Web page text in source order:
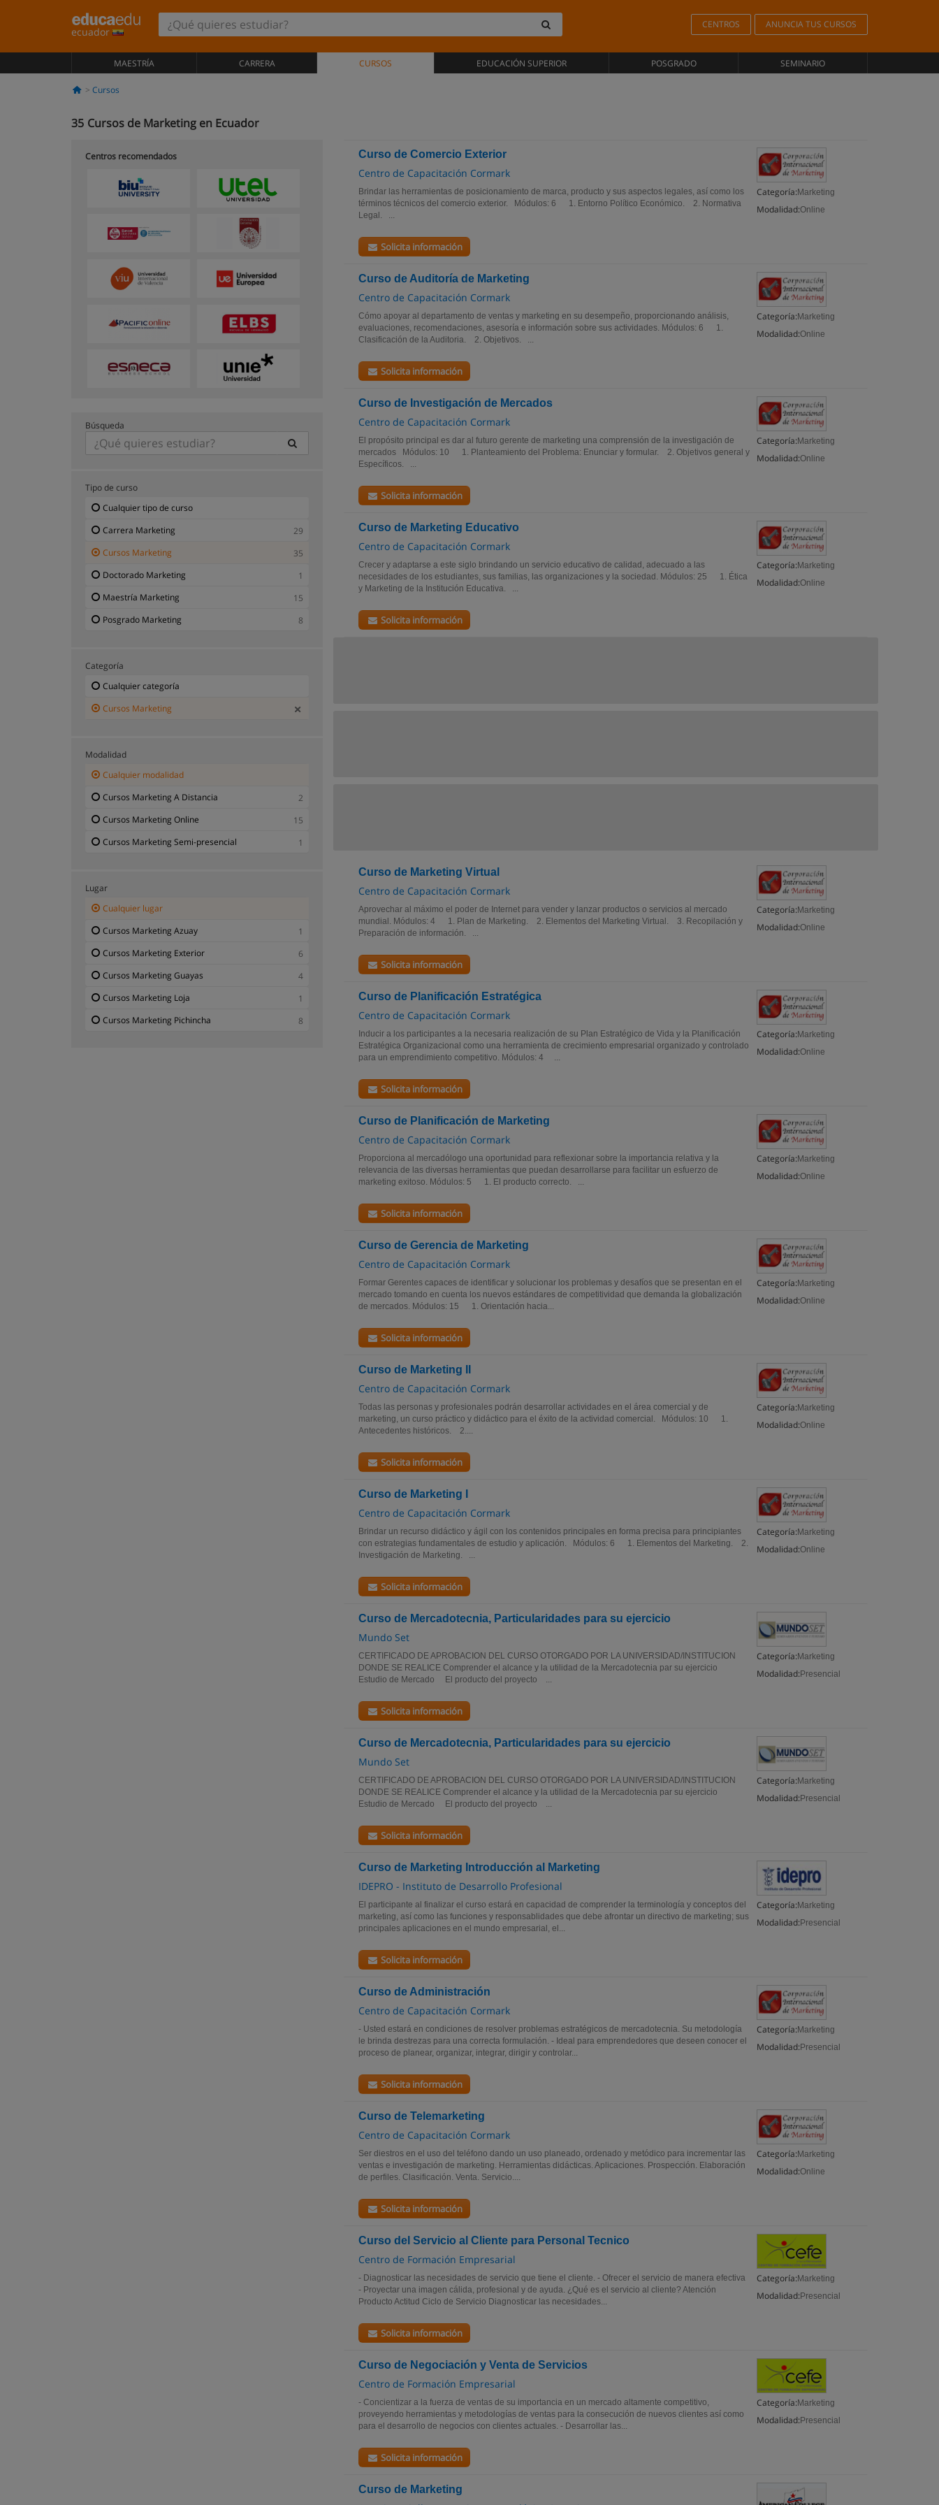
ecuador
CENTROS ANUNCIA TUS CURSOS
MAESTRÍA CARRERA CURSOS EDUCACIÓN SUPERIOR POSGRADO SEMINARIO
Cursos
35 Cursos de Marketing en Ecuador
Curso de Comercio Exterior
Centro de Capacitación Cormark
Categoría: Marketing
Modalidad:Online
Brindar las herramientas de posicionamiento de marca, producto y sus aspectos legales, así como los
términos técnicos del comercio exterior. Módulos: 6 1. Entorno Político Económico. 2. Normativa
Legal. ...
Solicita información
Curso de Auditoría de Marketing
Centro de Capacitación Cormark
Categoría: Marketing
Modalidad:Online
Cómo apoyar al departamento de ventas y marketing en su desempeño, proporcionando análisis,
evaluaciones, recomendaciones, asesoría e información sobre sus actividades. Módulos: 6 1.
Clasificación de la Auditoria. 2. Objetivos. ...
Solicita información
Curso de Investigación de Mercados
Centro de Capacitación Cormark
Categoría: Marketing
Modalidad:Online
El propósito principal es dar al futuro gerente de marketing una comprensión de la investigación de
mercados Módulos: 10 1. Planteamiento del Problema: Enunciar y formular. 2. Objetivos general y
Específicos. ...
Solicita información
Curso de Marketing Educativo
Centro de Capacitación Cormark
Categoría: Marketing
Modalidad:Online
Crecer y adaptarse a este siglo brindando un servicio educativo de calidad, adecuado a las
necesidades de los estudiantes, sus familias, las organizaciones y la sociedad. Módulos: 25 1. Ética
y Marketing de la Institución Educativa. ...
Solicita información
Curso de Marketing Virtual
Centro de Capacitación Cormark
Categoría: Marketing
Modalidad:Online
Aprovechar al máximo el poder de Internet para vender y lanzar productos o servicios al mercado
mundial. Módulos: 4 1. Plan de Marketing. 2. Elementos del Marketing Virtual. 3. Recopilación y
Preparación de información. ...
Solicita información
Curso de Planificación Estratégica
Centro de Capacitación Cormark
Categoría: Marketing
Modalidad:Online
Inducir a los participantes a la necesaria realización de su Plan Estratégico de Vida y la Planificación
Estratégica Organizacional como una herramienta de crecimiento empresarial organizado y controlado
para un emprendimiento competitivo. Módulos: 4 ...
Solicita información
Curso de Planificación de Marketing
Centro de Capacitación Cormark
Categoría: Marketing
Modalidad:Online
Proporciona al mercadólogo una oportunidad para reflexionar sobre la importancia relativa y la
relevancia de las diversas herramientas que puedan desarrollarse para facilitar un esfuerzo de
marketing exitoso. Módulos: 5 1. El producto correcto. ...
Solicita información
Curso de Gerencia de Marketing
Centro de Capacitación Cormark
Categoría: Marketing
Modalidad:Online
Formar Gerentes capaces de identificar y solucionar los problemas y desafíos que se presentan en el
mercado tomando en cuenta los nuevos estándares de competitividad que demanda la globalización
de mercados. Módulos: 15 1. Orientación hacia...
Solicita información
Curso de Marketing II
Centro de Capacitación Cormark
Categoría: Marketing
Modalidad:Online
Todas las personas y profesionales podrán desarrollar actividades en el área comercial y de
marketing, un curso práctico y didáctico para el éxito de la actividad comercial. Módulos: 10 1.
Antecedentes históricos. 2....
Solicita información
Curso de Marketing I
Centro de Capacitación Cormark
Categoría: Marketing
Modalidad:Online
Brindar un recurso didáctico y ágil con los contenidos principales en forma precisa para principiantes
con estrategias fundamentales de estudio y aplicación. Módulos: 6 1. Elementos del Marketing. 2.
Investigación de Marketing. ...
Solicita información
Curso de Mercadotecnia, Particularidades para su ejercicio
Mundo Set
Categoría: Marketing
Modalidad: Presencial
CERTIFICADO DE APROBACION DEL CURSO OTORGADO POR LA UNIVERSIDAD/INSTITUCION
DONDE SE REALICE Comprender el alcance y la utilidad de la Mercadotecnia par su ejercicio
Estudio de Mercado El producto del proyecto ...
Solicita información
Curso de Mercadotecnia, Particularidades para su ejercicio
Mundo Set
Categoría: Marketing
Modalidad: Presencial
CERTIFICADO DE APROBACION DEL CURSO OTORGADO POR LA UNIVERSIDAD/INSTITUCION
DONDE SE REALICE Comprender el alcance y la utilidad de la Mercadotecnia par su ejercicio
Estudio de Mercado El producto del proyecto ...
Solicita información
Curso de Marketing Introducción al Marketing
IDEPRO - Instituto de Desarrollo Profesional
Categoría: Marketing
Modalidad: Presencial
El participante al finalizar el curso estará en capacidad de comprender la terminología y conceptos del
marketing, así como las funciones y responsablidades que debe afrontar un directivo de marketing; sus
principales aplicaciones en el mundo empresarial, el...
Solicita información
Curso de Administración
Centro de Capacitación Cormark
Categoría: Marketing
Modalidad: Presencial
- Usted estará en condiciones de resolver problemas estratégicos de mercadotecnia. Su metodología
le brinda destrezas para una correcta formulación. - Ideal para emprendedores que deseen conocer el
proceso de planear, organizar, integrar, dirigir y controlar...
Solicita información
Curso de Telemarketing
Centro de Capacitación Cormark
Categoría: Marketing
Modalidad:Online
Ser diestros en el uso del teléfono dando un uso planeado, ordenado y metódico para incrementar las
ventas e investigación de marketing. Herramientas didácticas. Aplicaciones. Prospección. Elaboración
de perfiles. Clasificación. Venta. Servicio....
Solicita información
Curso del Servicio al Cliente para Personal Tecnico
Centro de Formación Empresarial
Categoría: Marketing
Modalidad: Presencial
- Diagnosticar las necesidades de servicio que tiene el cliente. - Ofrecer el servicio de manera efectiva
- Proyectar una imagen cálida, profesional y de ayuda. ¿Qué es el servicio al cliente? Atención
Producto Actitud Ciclo de Servicio Diagnosticar las necesidades...
Solicita información
Curso de Negociación y Venta de Servicios
Centro de Formación Empresarial
Categoría: Marketing
Modalidad: Presencial
- Concientizar a la fuerza de ventas de su importancia en un mercado altamente competitivo,
proveyendo herramientas y metodologías de ventas para la consecución de nuevos clientes así como
para el desarrollo de negocios con clientes actuales. - Desarrollar las...
Solicita información
Curso de Marketing
Centros recomendados
Búsqueda
Tipo de curso
Cualquier tipo de curso
Carrera Marketing
29
Cursos Marketing
35
Doctorado Marketing
1
Maestría Marketing
15
Posgrado Marketing
8
Categoría
Cualquier categoría
Cursos Marketing
Modalidad
Cualquier modalidad
Cursos Marketing A Distancia
2
Cursos Marketing Online
15
Cursos Marketing Semi-presencial
1
Lugar
Cualquier lugar
Cursos Marketing Azuay
1
Cursos Marketing Exterior
6
Cursos Marketing Guayas
4
Cursos Marketing Loja
1
Cursos Marketing Pichincha
8